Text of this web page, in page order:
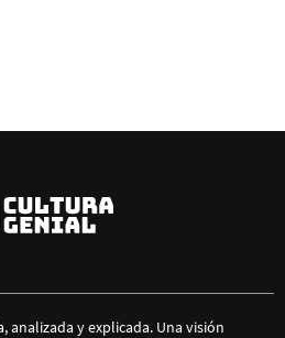
analizada y explicada. Una visión